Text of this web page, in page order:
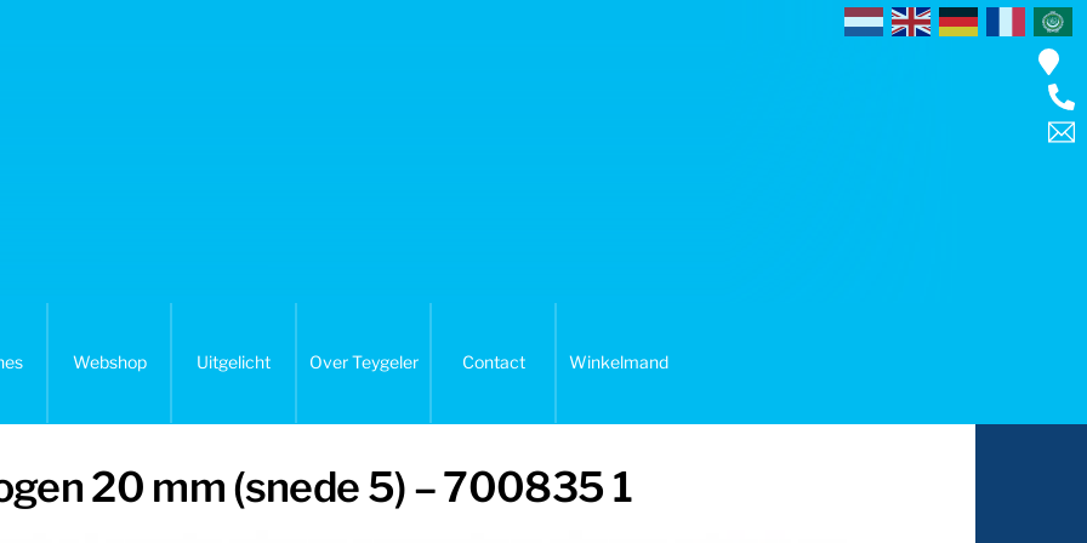
Webshop Uitgelicht Over Teygeler Contact Winkelmand
20 mm (snede 5) – 700835 1